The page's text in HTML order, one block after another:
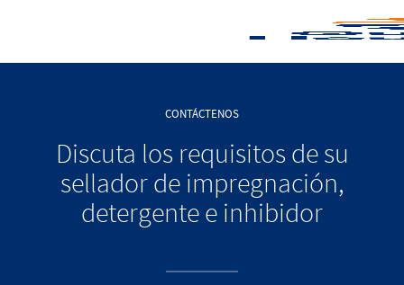
CONTÁCTENOS
Discuta los requisitos de su
sellador de impregnación,
detergente e inhibidor